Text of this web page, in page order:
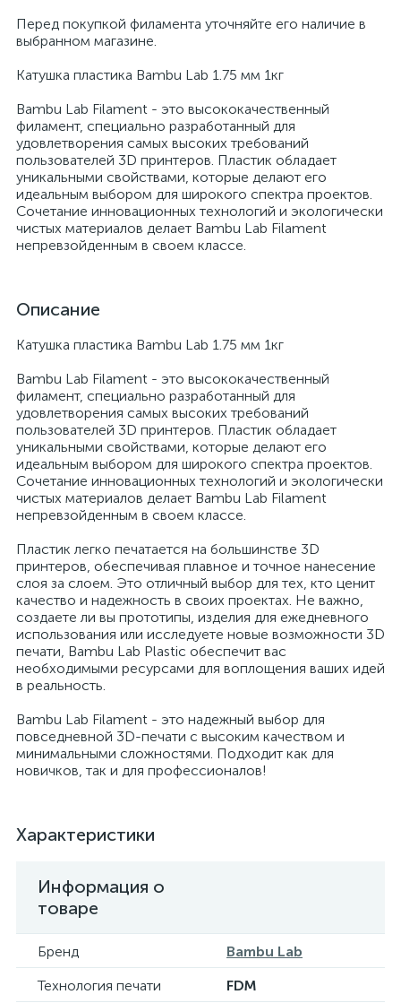
Перед покупкой филамента уточняйте его наличие в
выбранном магазине.
Катушка пластика Bambu Lab 1.75 мм 1кг
Bambu Lab Filament - это высококачественный
филамент, специально разработанный для
удовлетворения самых высоких требований
пользователей 3D принтеров. Пластик обладает
уникальными свойствами, которые делают его
идеальным выбором для широкого спектра проектов.
Сочетание инновационных технологий и экологически
чистых материалов делает Bambu Lab Filament
непревзойденным в своем классе.
Описание
Катушка пластика Bambu Lab 1.75 мм 1кг
Bambu Lab Filament - это высококачественный
филамент, специально разработанный для
удовлетворения самых высоких требований
пользователей 3D принтеров. Пластик обладает
уникальными свойствами, которые делают его
идеальным выбором для широкого спектра проектов.
Сочетание инновационных технологий и экологически
чистых материалов делает Bambu Lab Filament
непревзойденным в своем классе.
Пластик легко печатается на большинстве 3D
принтеров, обеспечивая плавное и точное нанесение
слоя за слоем. Это отличный выбор для тех, кто ценит
качество и надежность в своих проектах. Не важно,
создаете ли вы прототипы, изделия для ежедневного
использования или исследуете новые возможности 3D
печати, Bambu Lab Plastic обеспечит вас
необходимыми ресурсами для воплощения ваших идей
в реальность.
Bambu Lab Filament - это надежный выбор для
повседневной 3D-печати с высоким качеством и
минимальными сложностями. Подходит как для
новичков, так и для профессионалов!
Характеристики
Информация о
товаре
Бренд
Bambu Lab
Технология печати
FDM